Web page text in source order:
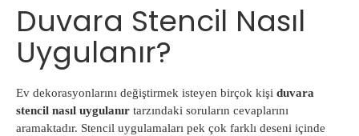
Duvara Stencil Nasıl
Uygulanır?
Ev dekorasyonlarını değiştirmek isteyen birçok kişi duvara
stencil nasıl uygulanır tarzındaki soruların cevaplarını
aramaktadır. Stencil uygulamaları pek çok farklı deseni içinde